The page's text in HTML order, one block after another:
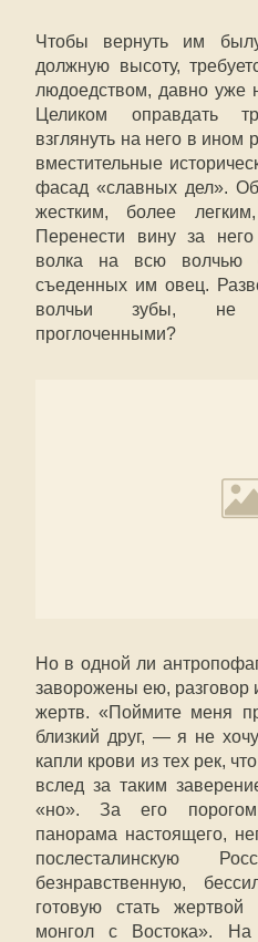
Чтобы вернуть им
должную высоту,
людоедством, давно уже
Целиком оправдать
взглянуть на него в ином
вместительные
фасад «славных дел».
жестким, более
Перенести вину за
волка на всю
съеденных им овец.
волчьи зубы, не
проглоченными?
Но в одной ли
заворожены ею, разговор
жертв. «Поймите меня
близкий друг, — я не
капли крови из тех рек,
вслед за таким
«но». За его порогом
панорама настоящего,
послесталинскую
безнравственную,
готовую стать
монгол с Востока».